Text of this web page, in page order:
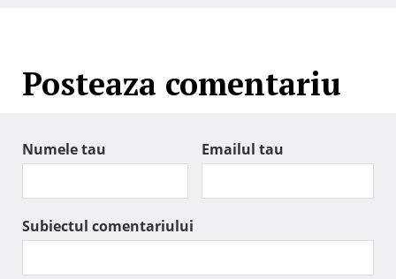
Posteaza comentariu
Numele tau Emailul tau
Subiectul comentariului